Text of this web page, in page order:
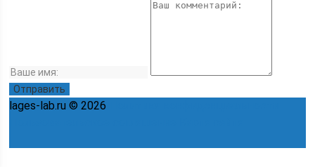
lages-lab.ru © 2026